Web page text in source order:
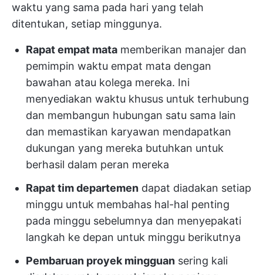
waktu yang sama pada hari yang telah
ditentukan, setiap minggunya.
Rapat empat mata memberikan manajer dan
pemimpin waktu empat mata dengan
bawahan atau kolega mereka. Ini
menyediakan waktu khusus untuk terhubung
dan membangun hubungan satu sama lain
dan memastikan karyawan mendapatkan
dukungan yang mereka butuhkan untuk
berhasil dalam peran mereka
Rapat tim departemen dapat diadakan setiap
minggu untuk membahas hal-hal penting
pada minggu sebelumnya dan menyepakati
langkah ke depan untuk minggu berikutnya
Pembaruan proyek mingguan sering kali